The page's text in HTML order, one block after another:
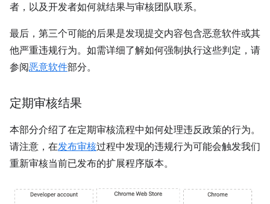
者，以及开发者如何就结果与审核团队联系。
最后，第三个可能的后果是发现提交内容包含恶意软件或其
他严重违规行为。如需详细了解如何强制执行这些判定，请
参阅恶意软件部分。
定期审核结果
本部分介绍了在定期审核流程中如何处理违反政策的行为。
请注意，在发布审核过程中发现的违规行为可能会触发我们
重新审核当前已发布的扩展程序版本。